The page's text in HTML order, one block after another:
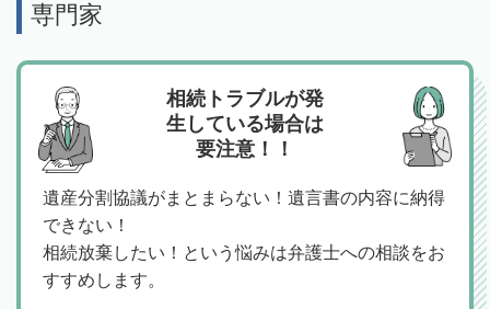
専門家
相続トラブルが発
生している場合は
要注意！！
遺産分割協議がまとまらない！遺言書の内容に納得
できない！
相続放棄したい！という悩みは弁護士への相談をお
すすめします。